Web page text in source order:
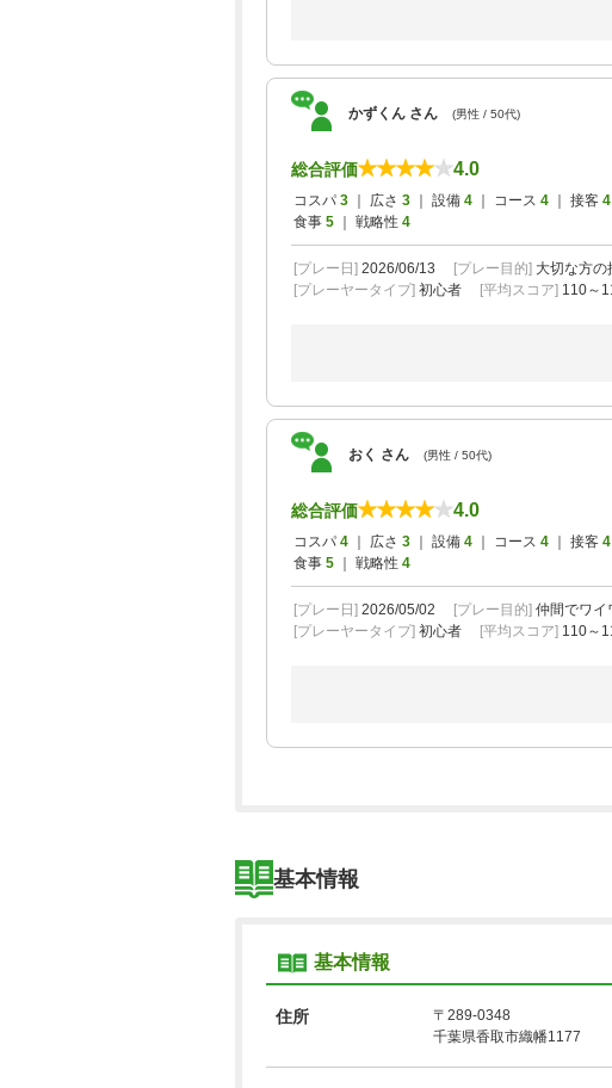
かずくん さん (男性 / 50代)
総合評価 4.0
コスパ 3 ｜ 広さ 3 ｜ 設備 4 ｜ コース 4 ｜ 接客 4
食事 5 ｜ 戦略性 4
[プレー日] 2026/06/13 [プレー目的] 大切な方の
[プレーヤータイプ] 初心者 [平均スコア] 110～
おく さん (男性 / 50代)
総合評価 4.0
コスパ 4 ｜ 広さ 3 ｜ 設備 4 ｜ コース 4 ｜ 接客 4
食事 5 ｜ 戦略性 4
[プレー日] 2026/05/02 [プレー目的] 仲間でワイ
[プレーヤータイプ] 初心者 [平均スコア] 110～
基本情報
基本情報
住所
〒289-0348
千葉県香取市織幡1177